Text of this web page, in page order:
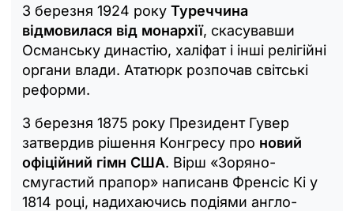
3 березня 1924 року Туреччина
відмовилася від монархії, скасувавши
Османську династію, халіфат і інші релігійні
органи влади. Ататюрк розпочав світські
реформи.
3 березня 1875 року Президент Гувер
затвердив рішення Конгресу про новий
офіційний гімн США. Вірш «Зоряно-
смугастий прапор» написанв Френсіс Кі у
1814 році, надихаючись подіями англо-